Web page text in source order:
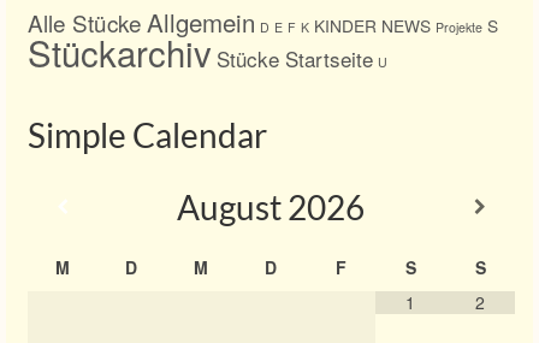
Alle Stücke Allgemein D E F K KINDER NEWS Projekte S
Stückarchiv Stücke Startseite U
Simple Calendar
August 2026
M D M D F S
S
1
2